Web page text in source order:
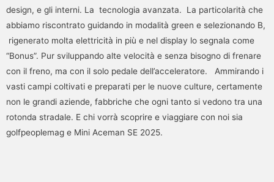
design, e gli interni. La tecnologia avanzata. La particolarità che
abbiamo riscontrato guidando in modalità green e selezionando B,
rigenerato molta elettricità in più e nel display lo segnala come
“Bonus”. Pur sviluppando alte velocità e senza bisogno di frenare
con il freno, ma con il solo pedale dell’acceleratore. Ammirando i
vasti campi coltivati e preparati per le nuove culture, certamente
non le grandi aziende, fabbriche che ogni tanto si vedono tra una
rotonda stradale. E chi vorrà scoprire e viaggiare con noi sia
golfpeoplemag e Mini Aceman SE 2025.